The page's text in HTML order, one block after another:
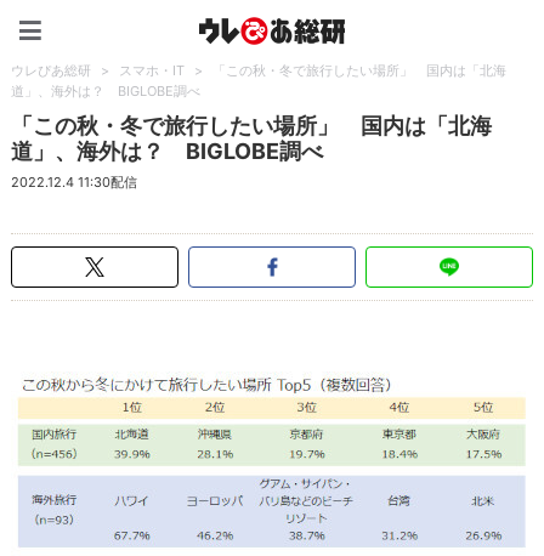
ウレぴあ総研 > スマホ・IT >
「この秋・冬で旅行したい場所」 国内は「北海
道」、海外は？ BIGLOBE調べ
「この秋・冬で旅行したい場所」 国内は「北海
道」、海外は？ BIGLOBE調べ
2022.12.4 11:30配信